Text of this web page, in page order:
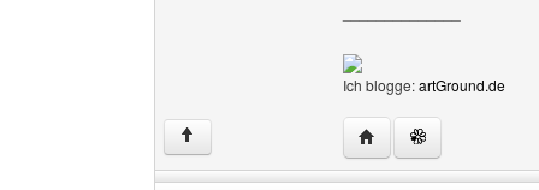
Ich blogge:artGround.de
↑ Website dieses